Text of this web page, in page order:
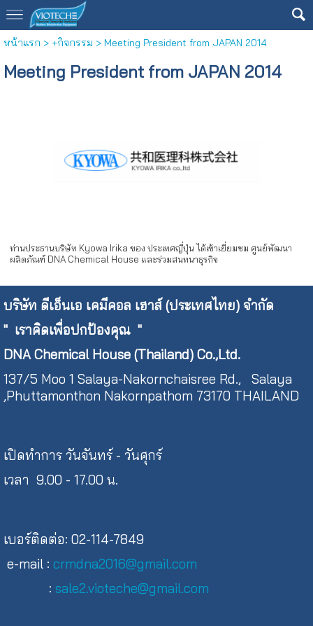
หน้าแรก > +กิจกรรม > Meeting President from JAPAN 2014
Meeting President from JAPAN 2014
ท่านประธานบริษัท Kyowa Irika ของ ประเทศญี่ปุ่น ได้เข้าเยี่ยมชม ศูนย์พัฒนา
ผลิตภัณฑ์ DNA Chemical House และร่วมสนทนาธุรกิจ
บริษัท ดีเอ็นเอ เคมีคอล เฮาส์ (ประเทศไทย) จำกัด
" เราคิดเพื่อปกป้องคุณ "
DNA Chemical House (Thailand) Co.,Ltd.
137/5 Moo 1 Salaya-Nakornchaisree Rd., Salaya
,Phuttamonthon Nakornpathom 73170 THAILAND
เปิดทำการ วันจันทร์ - วันศุกร์
เวลา 9.00 - 17.00 น.
เบอร์ติดต่อ: 02-114-7849
e-mail : crmdna2016@gmail.com
: sale2.vioteche@gmail.com